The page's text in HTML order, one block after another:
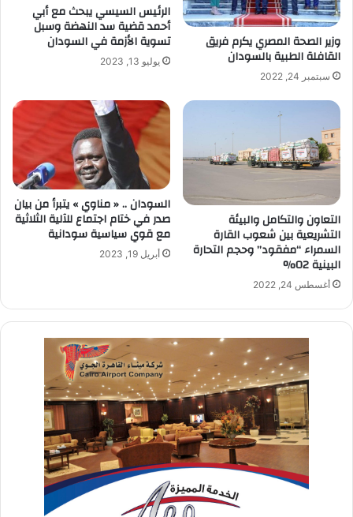
وزير الصحة المصري يكرم فريق
القافلة الطبية بالسودان
سبتمبر 24, 2022
الرئيس السيسي يبحث مع أبي
أحمد قضية سد النهضة وسبل
تسوية الأزمة في السودان
يوليو 13, 2023
التعاون والتكامل والبيئة
التشريعية بين شعوب القارة
السمراء “مفقود” وحجم التحارة
البينية 02%
أغسطس 24, 2022
السودان .. « مناوي » يتبرأ من بيان
صدر في ختام اجتماع للآلية الثلاثية
مع قوي سياسية سودانية
أبريل 19, 2023